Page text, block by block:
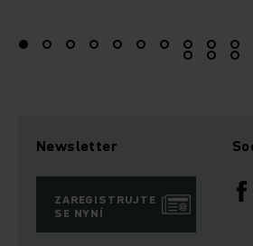
Newsletter
ZAREGISTRUJTE
SE NYNÍ